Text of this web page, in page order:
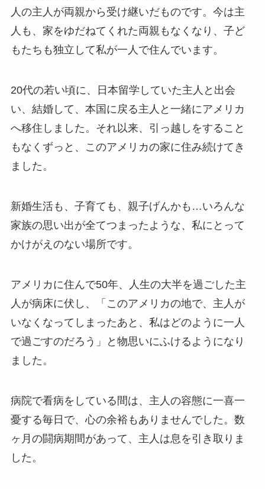
人の主人が両親から受け継いだものです。今は主
人も、家をゆだねてくれた両親もなくなり、子ど
もたちも独立して私が一人で住んでいます。
20代の若い頃に、日本留学していた主人と出会
い、結婚して、本国に戻る主人と一緒にアメリカ
へ移住しました。それ以来、引っ越しをすること
もなくずっと、このアメリカの家に住み続けてき
ました。
新婚生活も、子育ても、親子げんかも…いろんな
家族の思い出が全てつまったような、私にとって
かけがえのない場所です。
アメリカに住んで50年、人生の大半を過ごした主
人が病床に伏し、「このアメリカの地で、主人が
いなくなってしまったあと、私はどのように一人
で過ごすのだろう」と物思いにふけるようになり
ました。
病院で看病をしている間は、主人の容態に一喜一
憂する毎日で、心の余裕もありませんでした。数
ヶ月の闘病期間があって、主人は息を引き取りま
した。